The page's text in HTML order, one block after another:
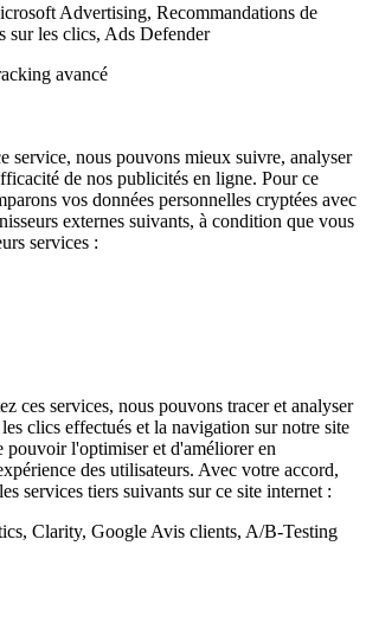
Advertising, Recommandations de
sur les clics, Ads Defender
avancé
service, nous pouvons mieux suivre, analyser
de nos publicités en ligne. Pour ce
vos données personnelles cryptées avec
externes suivants, à condition que vous
services :
ces services, nous pouvons tracer et analyser
clics effectués et la navigation sur notre site
pouvoir l'optimiser et d'améliorer en
des utilisateurs. Avec votre accord,
services tiers suivants sur ce site internet :
Clarity, Google Avis clients, A/B-Testing